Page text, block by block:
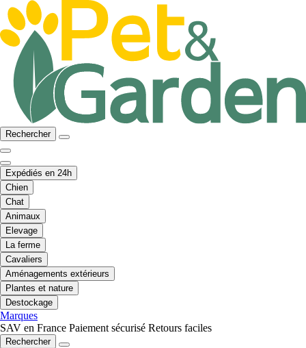
Rechercher
Expédiés en 24h
Chien
Chat
Animaux
Elevage
La ferme
Cavaliers
Aménagements extérieurs
Plantes et nature
Destockage
Marques
SAV en France Paiement sécurisé Retours faciles
Rechercher